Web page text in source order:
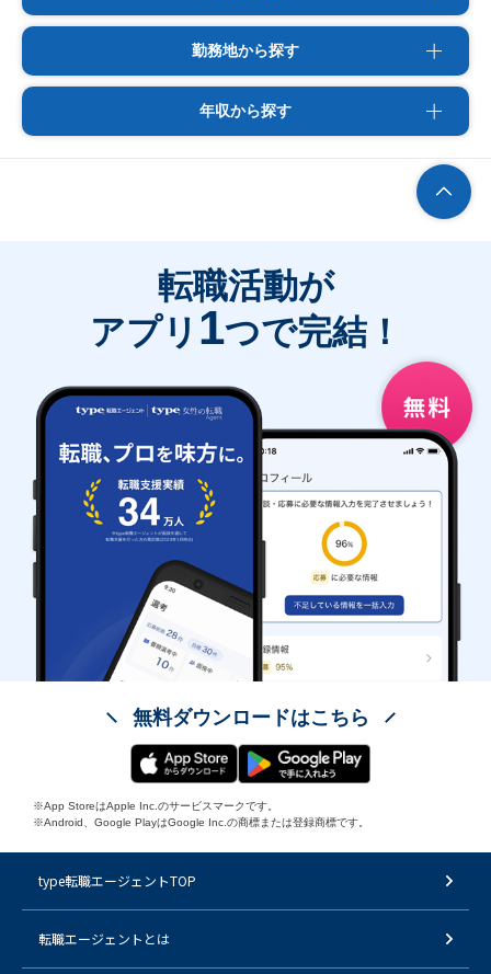
勤務地から探す
年収から探す
転職活動が
アプリ 1つで完結！
無料ダウンロードはこちら
※App StoreはApple Inc.のサービスマークです。
※Android、Google PlayはGoogle Inc.の商標または登録商標です。
type転職エージェントTOP
転職エージェントとは